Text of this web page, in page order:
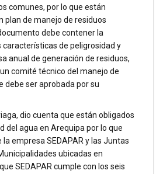
comunes, por lo que están
plan de manejo de residuos
debe contener la
características de peligrosidad y
anual de generación de residuos,
comité técnico del manejo de
debe ser aprobada por su
dio cuenta que están obligados
del agua en Arequipa por lo que
empresa SEDAPAR y las Juntas
ubicadas en
SEDAPAR cumple con los seis